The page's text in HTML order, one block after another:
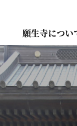
願生寺につい